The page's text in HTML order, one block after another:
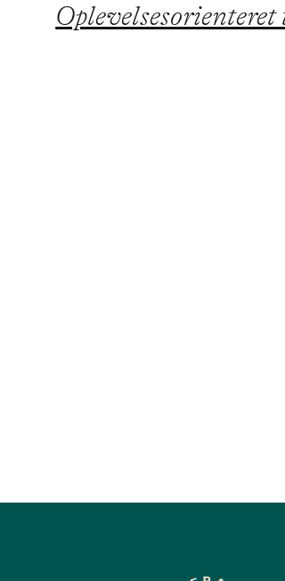
Oplevelsesorienteret